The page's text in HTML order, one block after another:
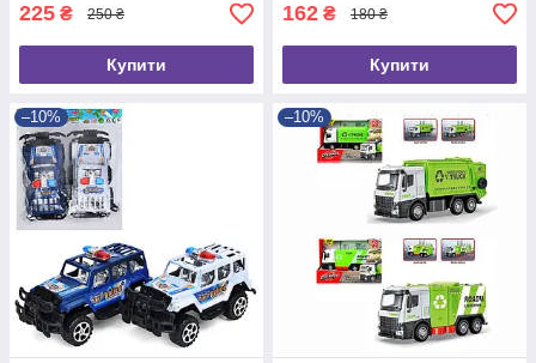
225 ₴ 250 ₴
Купити
162 ₴ 180 ₴
Купити
–10% –10%